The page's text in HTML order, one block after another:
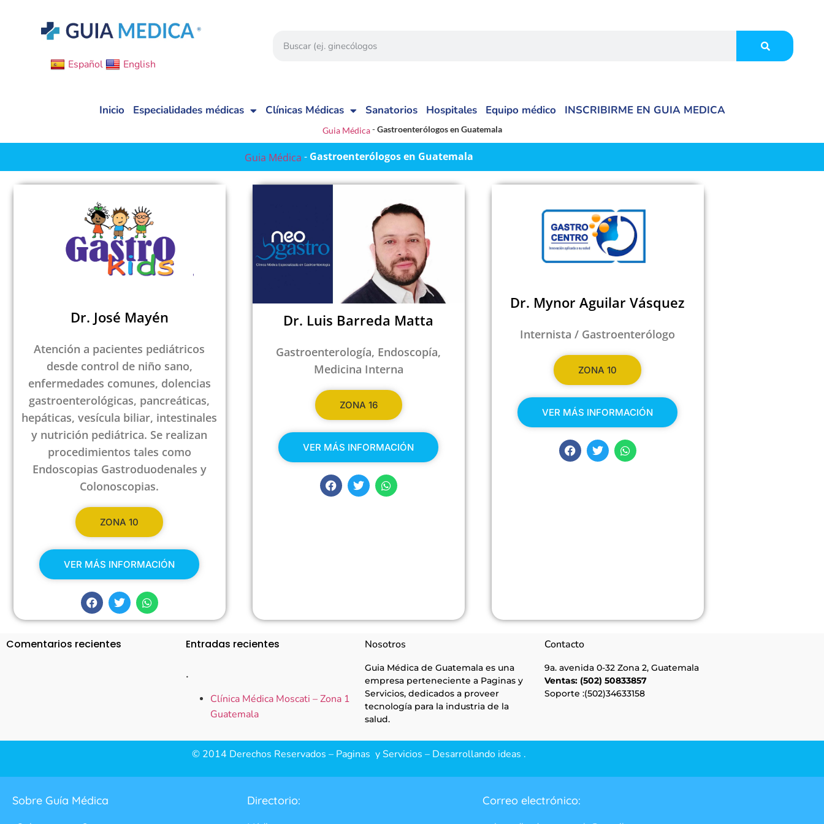
Español English
Inicio Especialidades médicas Clínicas Médicas Sanatorios Hospitales Equipo médico INSCRIBIRME EN GUIA MEDICA
Guia Médica-Gastroenterólogos en Guatemala
Guia Médica - Gastroenterólogos en Guatemala
Dr. José Mayén
Atención a pacientes pediátricos
desde control de niño sano,
enfermedades comunes, dolencias
gastroenterológicas, pancreáticas,
hepáticas, vesícula biliar, intestinales
y nutrición pediátrica. Se realizan
procedimientos tales como
Endoscopias Gastroduodenales y
Colonoscopias.
ZONA 10
VER MÁS INFORMACIÓN
Dr. Luis Barreda Matta
Gastroenterología, Endoscopía,
Medicina Interna
ZONA 16
VER MÁS INFORMACIÓN
Dr. Mynor Aguilar Vásquez
Internista / Gastroenterólogo
ZONA 10
VER MÁS INFORMACIÓN
Comentarios recientes Entradas recientes
.
Clínica Médica Moscati – Zona 1
Guatemala
Nosotros
Guia Médica de Guatemala es una
empresa perteneciente a Paginas y
Servicios, dedicados a proveer
tecnología para la industria de la
salud.
Contacto
9a. avenida 0-32 Zona 2, Guatemala
Ventas: (502) 50833857
Soporte :(502)34633158
© 2014 Derechos Reservados – Paginas y Servicios – Desarrollando ideas .
Sobre Guía Médica Directorio: Correo electrónico: